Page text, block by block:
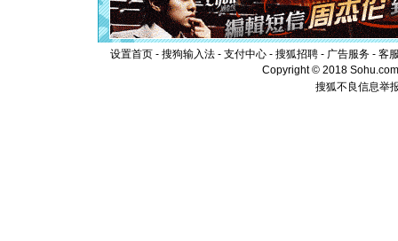
离。水晶
[元旦]当
泣，这痛
卖了。水
[春节] 风
颜！冬去
设置首页 - 搜狗输入法 - 支付中心 - 搜狐招聘 - 广告服务 - 客
Copyright © 2018
搜狐不良信息举